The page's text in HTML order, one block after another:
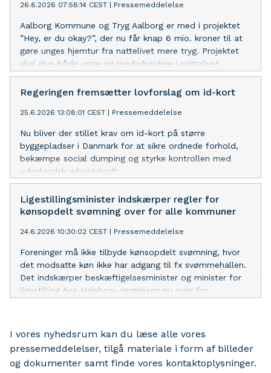
26.6.2026 07:58:14 CEST Pressemeddelelse
Aalborg Kommune og Tryg Aalborg er med i projektet
”Hey, er du okay?”, der nu får knap 6 mio. kroner til at
gøre unges hjemtur fra nattelivet mere tryg. Projektet
skal give både unge og medarbejdere i nattelivet
konkrete redskaber til at forebygge og håndtere utrygge
situationer.
Regeringen fremsætter lovforslag om id-kort
25.6.2026 13:08:01 CEST Pressemeddelelse
Nu bliver der stillet krav om id-kort på større
byggepladser i Danmark for at sikre ordnede forhold,
bekæmpe social dumping og styrke kontrollen med
udenlandsk arbejdskraft.
Ligestillingsminister indskærper regler for
kønsopdelt svømning over for alle kommuner
24.6.2026 10:30:02 CEST Pressemeddelelse
Foreninger må ikke tilbyde kønsopdelt svømning, hvor
det modsatte køn ikke har adgang til fx svømmehallen.
Det indskærper beskæftigelsesminister og minister for
ligestilling Ane Halsboe-Jørgensen nu over for
I vores nyhedsrum kan du læse alle vores
pressemeddelelser, tilgå materiale i form af billeder
og dokumenter samt finde vores kontaktoplysninger.